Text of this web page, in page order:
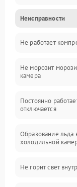
Механика
Электропитание
Дренаж
Неисправности
Не работает
Не морозит
камера
Постоянно
отключается
Образование льда
холодильной
Не горит свет